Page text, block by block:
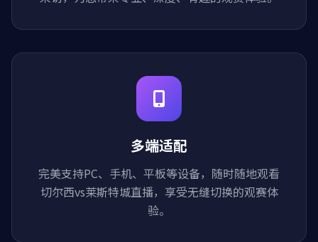
多端适配
完美支持PC、手机、平板等设备，随时随地观看
切尔西vs莱斯特城直播，享受无缝切换的观赛体
验。